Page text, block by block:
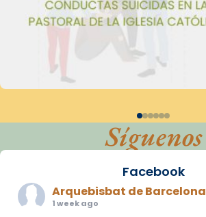
Síguenos
Facebook
Arquebisbat de Barcelona
1 week ago